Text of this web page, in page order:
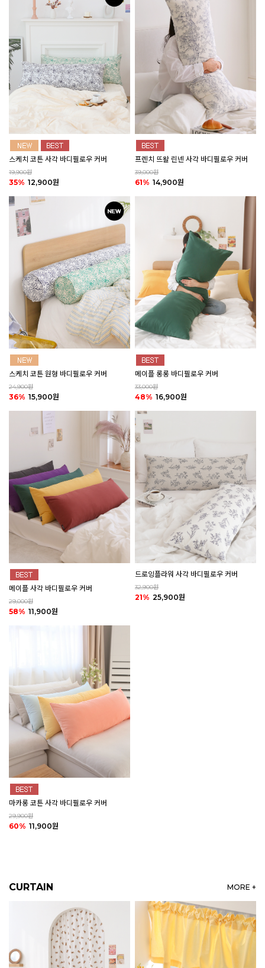
스케치 코튼 사각 바디필로우 커버
19,900원
35% 12,900원
프렌치 뜨왈 린넨 사각 바디필로우 커버
39,000원
61% 14,900원
스케치 코튼 원형 바디필로우 커버
24,900원
36% 15,900원
메이플 롱롱 바디필로우 커버
33,000원
48% 16,900원
메이플 사각 바디필로우 커버
29,000원
58% 11,900원
드로잉플라워 사각 바디필로우 커버
32,900원
21% 25,900원
마카롱 코튼 사각 바디필로우 커버
29,900원
60% 11,900원
CURTAIN MORE +